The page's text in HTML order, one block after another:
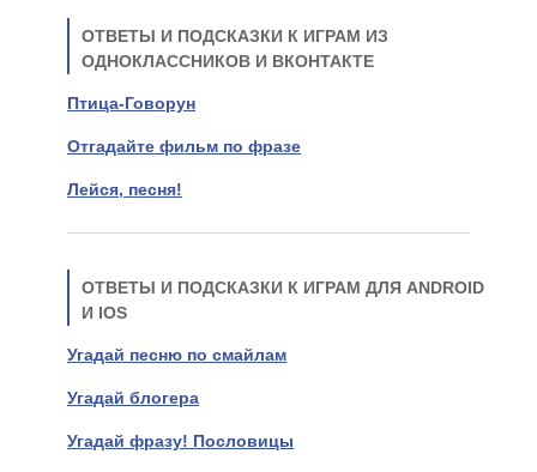
ОТВЕТЫ И ПОДСКАЗКИ К ИГРАМ ИЗ
ОДНОКЛАССНИКОВ И ВКОНТАКТЕ
Птица-Говорун
Отгадайте фильм по фразе
Лейся, песня!
ОТВЕТЫ И ПОДСКАЗКИ К ИГРАМ ДЛЯ ANDROID
И IOS
Угадай песню по смайлам
Угадай блогера
Угадай фразу! Пословицы